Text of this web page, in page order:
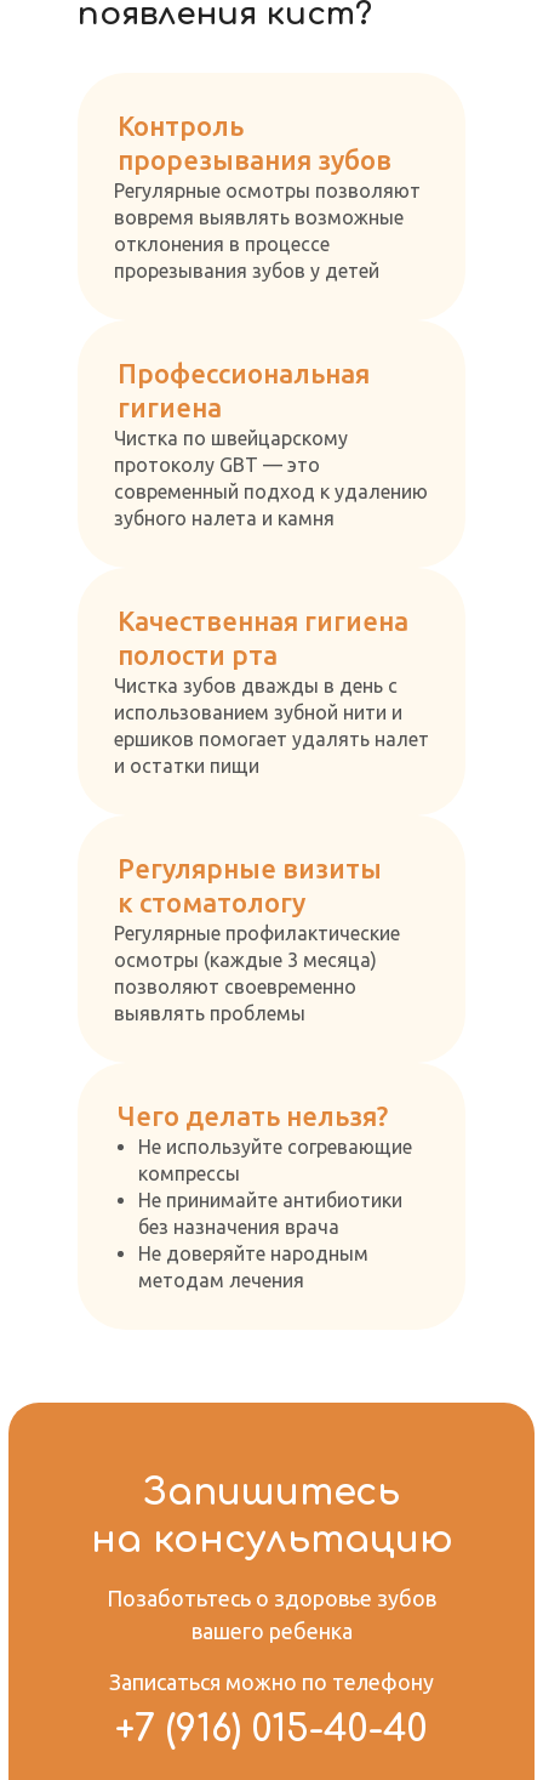
появления кист?
Чего делать нельзя?
Не используйте согревающие
компрессы
Не принимайте антибиотики
без назначения врача
Не доверяйте народным
методам лечения
Регулярные визиты
к стоматологу
Регулярные профилактические
осмотры (каждые 3 месяца)
позволяют своевременно
выявлять проблемы
Качественная гигиена
полости рта
Чистка зубов дважды в день с
использованием зубной нити и
ершиков помогает удалять налет
и остатки пищи
Профессиональная
гигиена
Чистка по швейцарскому
протоколу GBT — это
современный подход к удалению
зубного налета и камня
Контроль
прорезывания зубов
Регулярные осмотры позволяют
вовремя выявлять возможные
отклонения в процессе
прорезывания зубов у детей
Запишитесь
на консультацию
Позаботьтесь о здоровье зубов
вашего ребенка
Записаться можно по телефону
+7 (916) 015-40-40